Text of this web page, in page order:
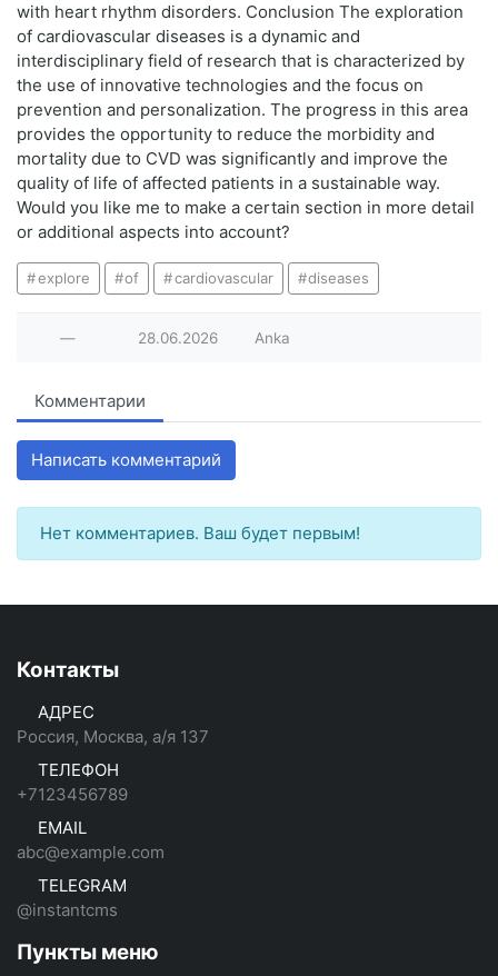
with heart rhythm disorders. Conclusion The exploration
of cardiovascular diseases is a dynamic and
interdisciplinary field of research that is characterized by
the use of innovative technologies and the focus on
prevention and personalization. The progress in this area
provides the opportunity to reduce the morbidity and
mortality due to CVD was significantly and improve the
quality of life of affected patients in a sustainable way.
Would you like me to make a certain section in more detail
or additional aspects into account?
explore of cardiovascular diseases
— 28.06.2026 Anka
Комментарии
Написать комментарий
Нет комментариев. Ваш будет первым!
Контакты
АДРЕС
Россия, Москва, а/я 137
ТЕЛЕФОН
+7123456789
EMAIL
abc@example.com
TELEGRAM
@instantcms
Пункты меню